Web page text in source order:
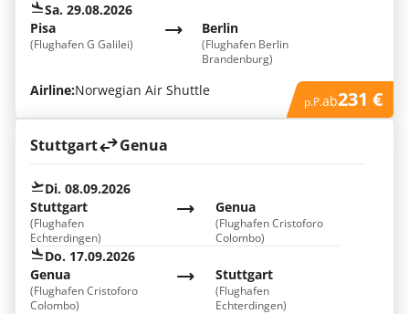
Sa. 29.08.2026
Berlin
(Flughafen Berlin
Brandenburg)
Pisa
(Flughafen G Galilei)
Airline:Norwegian Air Shuttle
p.P.ab231 €
Stuttgart Genua
Di. 08.09.2026
Stuttgart
(Flughafen
Echterdingen)
Genua
(Flughafen Cristoforo
Colombo)
Do. 17.09.2026
Stuttgart
(Flughafen
Echterdingen)
Genua
(Flughafen Cristoforo
Colombo)